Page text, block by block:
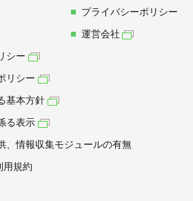
プライバシーポリシー
運営会社
シー
リシー
基本方針
る表示
、情報収集モジュールの有無
用規約